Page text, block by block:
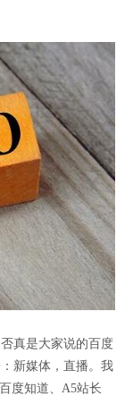
真是大家说的百度
新媒体，直播。我
度知道、A5站长